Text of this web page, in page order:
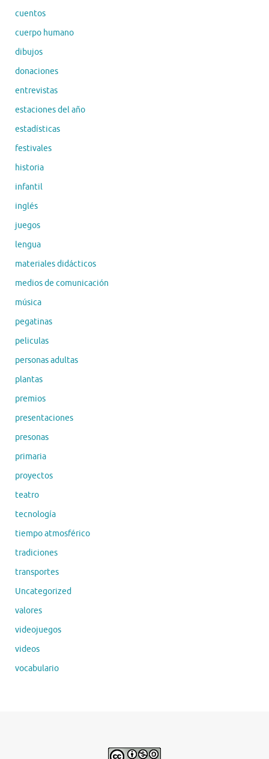
cuentos
cuerpo humano
dibujos
donaciones
entrevistas
estaciones del año
estadísticas
festivales
historia
infantil
inglés
juegos
lengua
materiales didácticos
medios de comunicación
música
pegatinas
peliculas
personas adultas
plantas
premios
presentaciones
presonas
primaria
proyectos
teatro
tecnología
tiempo atmosférico
tradiciones
transportes
Uncategorized
valores
videojuegos
videos
vocabulario